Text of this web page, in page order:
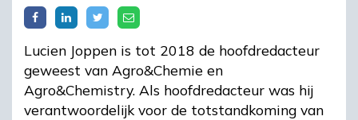
Lucien Joppen is tot 2018 de hoofdredacteur
geweest van Agro&Chemie en
Agro&Chemistry. Als hoofdredacteur was hij
verantwoordelijk voor de totstandkoming van